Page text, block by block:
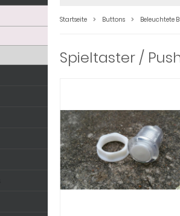
Startseite Buttons Beleuchtete
Spieltaster /